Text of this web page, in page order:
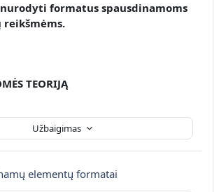
formatus spausdinamoms
.
Užbaigimas
TEORIJĄ
elementų formatai